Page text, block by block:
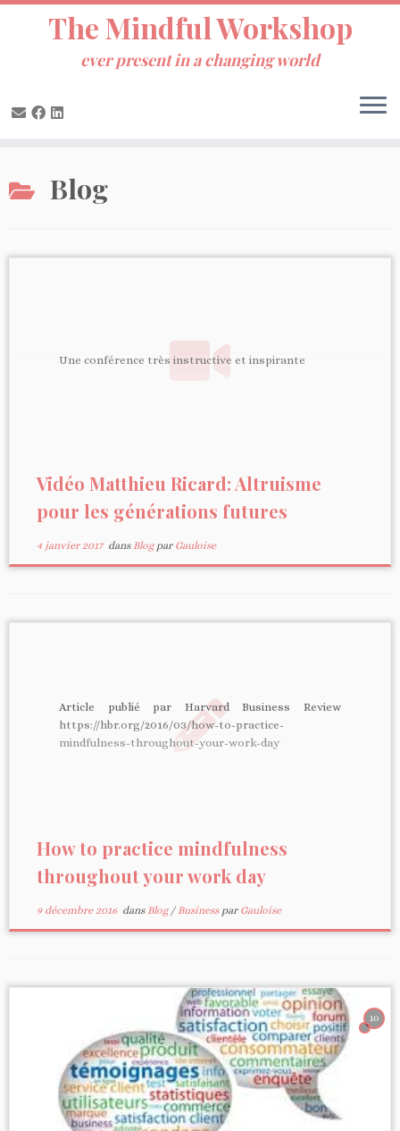
au
contenu
The Mindful Workshop
ever present in a changing world
Blog
Une conférence très instructive et inspirante
Vidéo Matthieu Ricard: Altruisme
pour les générations futures
4 janvier 2017dansBlogpar Gauloise
Article publié par Harvard Business Review
https://hbr.org/2016/03/how-to-practice-
mindfulness-throughout-your-work-day
How to practice mindfulness
throughout your work day
9 décembre 2016dansBlog/Business par Gauloise
10